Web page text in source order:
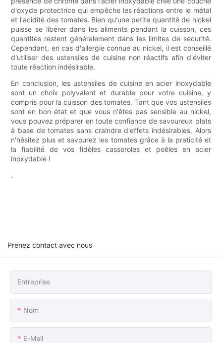
d'oxyde protectrice qui empêche les réactions entre le métal
et l'acidité des tomates. Bien qu'une petite quantité de nickel
puisse se libérer dans les aliments pendant la cuisson, ces
quantités restent généralement dans les limites de sécurité.
Cependant, en cas d'allergie connue au nickel, il est conseillé
d'utiliser des ustensiles de cuisine non réactifs afin d'éviter
toute réaction indésirable.
En conclusion, les ustensiles de cuisine en acier inoxydable
sont un choix polyvalent et durable pour votre cuisine, y
compris pour la cuisson des tomates. Tant que vos ustensiles
sont en bon état et que vous n'êtes pas sensible au nickel,
vous pouvez préparer en toute confiance de savoureux plats
à base de tomates sans craindre d'effets indésirables. Alors
n'hésitez plus et savourez les tomates grâce à la praticité et
la fiabilité de vos fidèles casseroles et poêles en acier
inoxydable !
.
Prenez contact avec nous
Entreprise
Nom
E-Mail